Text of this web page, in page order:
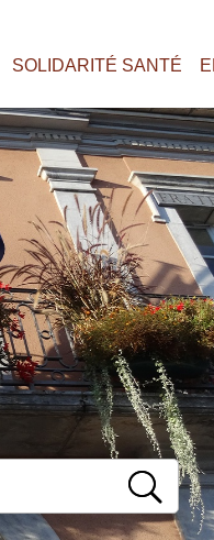
SOLIDARITÉ SANTÉ